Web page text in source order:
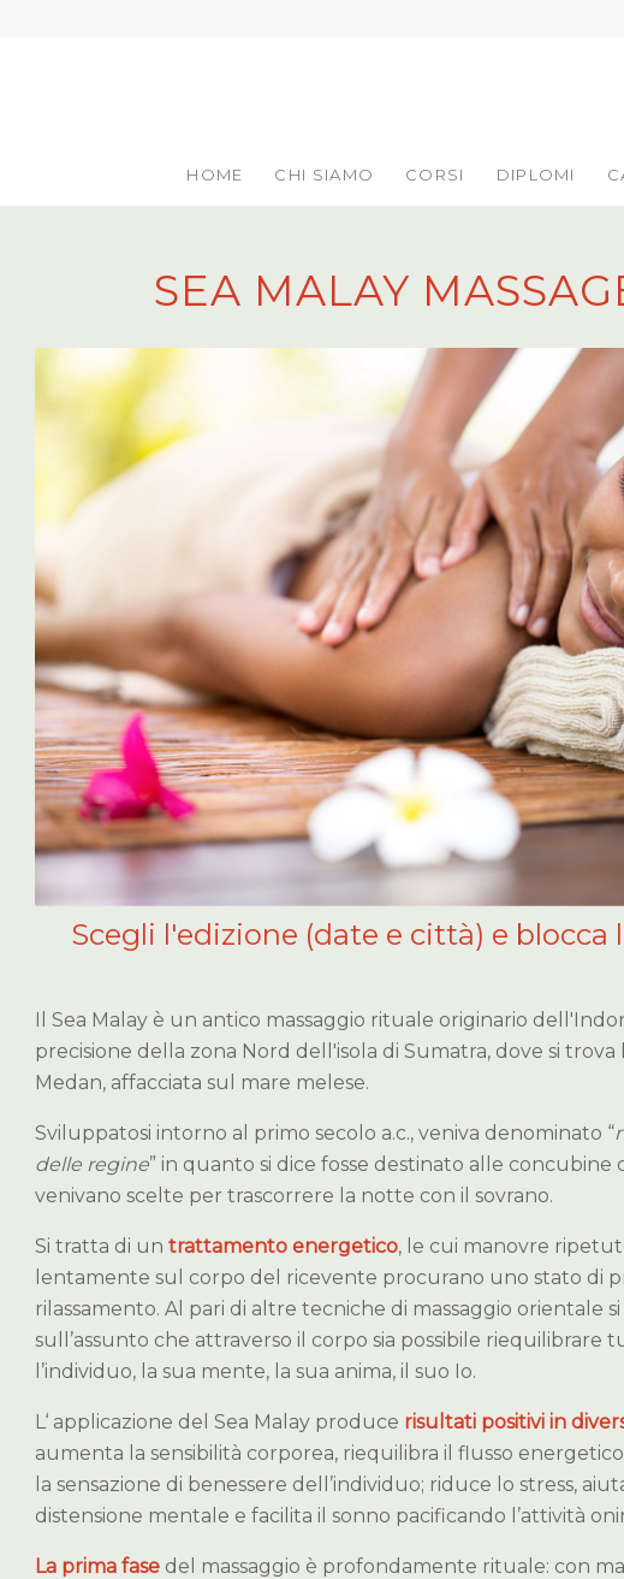
HOME CHI SIAMO CORSI DIPLOMI
SEA MALAY
Scegli l'edizione (date e città) e blocca
Il Sea Malay è un antico massaggio rituale originario
precisione della zona Nord dell'isola di Sumatra, dove si trova
Medan, affacciata sul mare melese.
Sviluppatosi intorno al primo secolo a.c., veniva denominato “
delle regine” in quanto si dice fosse destinato alle concubine
venivano scelte per trascorrere la notte con il sovrano.
Si tratta di un trattamento energetico, le cui manovre
lentamente sul corpo del ricevente procurano uno stato di
rilassamento. Al pari di altre tecniche di massaggio orientale
sull’assunto che attraverso il corpo sia possibile riequilibrare
l’individuo, la sua mente, la sua anima, il suo Io.
L‘ applicazione del Sea Malay produce risultati positivi in
aumenta la sensibilità corporea, riequilibra il flusso
la sensazione di benessere dell’individuo; riduce lo stress,
distensione mentale e facilita il sonno pacificando l’attività
La prima fase del massaggio è profondamente rituale: con